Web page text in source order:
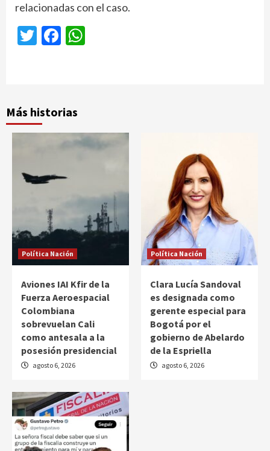
relacionadas con el caso.
TwitterFacebook
Más historias
Política Nación
Aviones IAI Kfir de la
Fuerza Aeroespacial
Colombiana
sobrevuelan Cali
como antesala a la
posesión presidencial
agosto 6, 2026
Política Nación
Clara Lucía Sandoval
es designada como
gerente especial para
Bogotá por el
gobierno de Abelardo
de la Espriella
agosto 6, 2026